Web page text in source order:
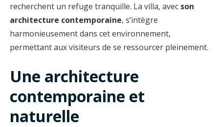
recherchent un refuge tranquille. La villa, avec son
architecture contemporaine, s’intègre
harmonieusement dans cet environnement,
permettant aux visiteurs de se ressourcer pleinement.
Une architecture
contemporaine et
naturelle